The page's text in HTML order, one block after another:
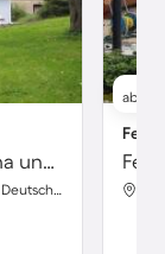
Schönes Ferienhaus mit Grill, Sauna und Garten | Hunde erlaubt
Tharandt, Sächsische Schweiz-Osterzgebirge, Deutschland
ab